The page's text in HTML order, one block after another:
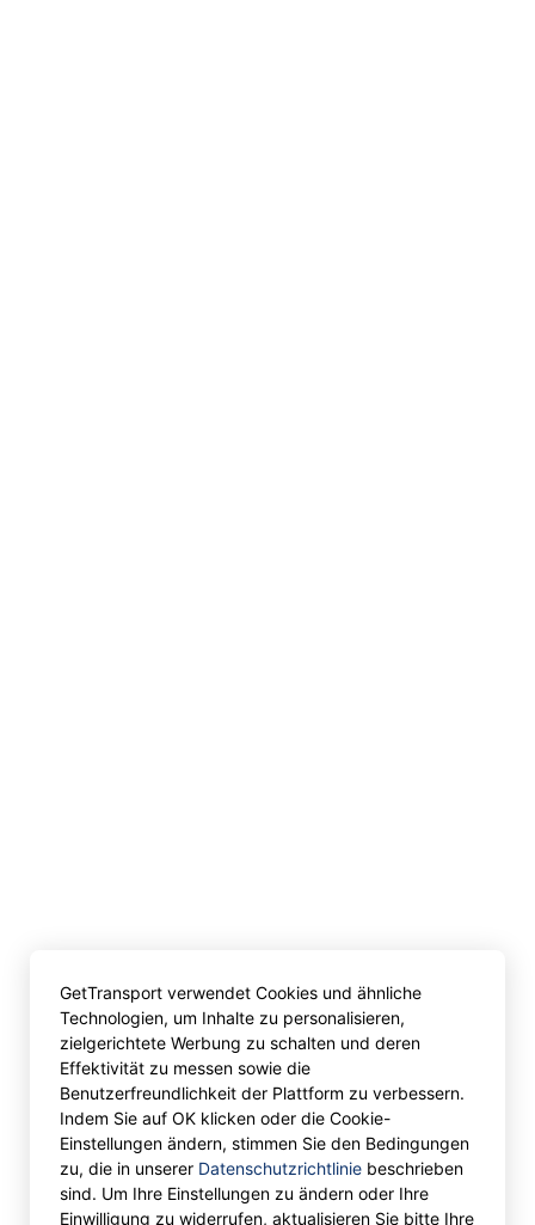
GetTransport verwendet Cookies und ähnliche
Technologien, um Inhalte zu personalisieren,
zielgerichtete Werbung zu schalten und deren
Effektivität zu messen sowie die
Benutzerfreundlichkeit der Plattform zu verbessern.
Indem Sie auf OK klicken oder die Cookie-
Einstellungen ändern, stimmen Sie den Bedingungen
zu, die in unserer Datenschutzrichtlinie beschrieben
sind. Um Ihre Einstellungen zu ändern oder Ihre
Einwilligung zu widerrufen, aktualisieren Sie bitte Ihre